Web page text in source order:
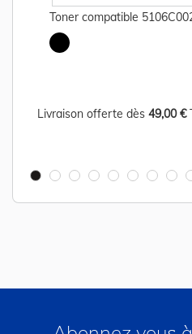
Toner compatible
Livraison offerte dès 49,00 €